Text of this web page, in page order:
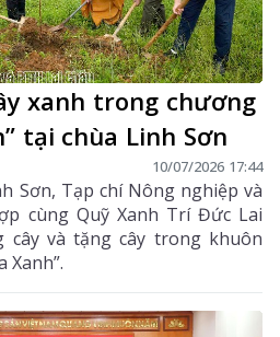
xanh trong chương
tại chùa Linh Sơn
10/07/2026 17:44
Sơn, Tạp chí Nông nghiệp và
cùng Quỹ Xanh Trí Đức Lai
cây và tặng cây trong khuôn
Xanh”.